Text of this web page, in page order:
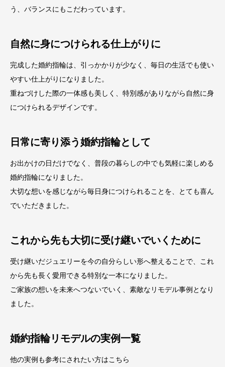
う、バランスにもこだわっています。
自然に身につけられる仕上がりに
完成した婚約指輪は、引っかかりが少なく、毎日の生活でも使い
やすい仕上がりになりました。
重ねづけした際の一体感も美しく、特別感がありながら自然に身
につけられるデザインです。
日常に寄り添う婚約指輪として
お出かけの日だけでなく、普段の暮らしの中でも気軽に楽しめる
婚約指輪になりました。
大切な想いを感じながら毎日身につけられることを、とても喜ん
でいただきました。
これから先も大切に受け継いでいくために
受け継いだジュエリーを今の自分らしい形へ整えることで、これ
から先も長く愛用できる特別な一本になりました。
ご家族の想いを未来へつないでいく、素敵なリモデル事例となり
ました。
婚約指輪リモデルの実例一覧
他の実例も参考にされたい方はこちら